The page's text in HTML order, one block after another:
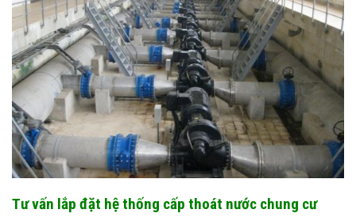
Tư vấn lắp đặt hệ thống cấp thoát nước chung cư